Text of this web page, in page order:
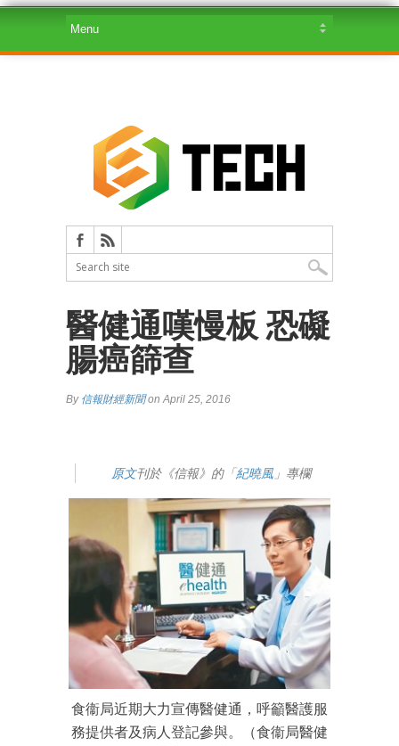
醫健通嘆慢板 恐礙
腸癌篩查
By 信報財經新聞on April 25, 2016
原文刊於《信報》的「紀曉風 」專欄
食衞局近期大力宣傳醫健通，呼籲醫護服
務提供者及病人登記參與。（食衞局醫健